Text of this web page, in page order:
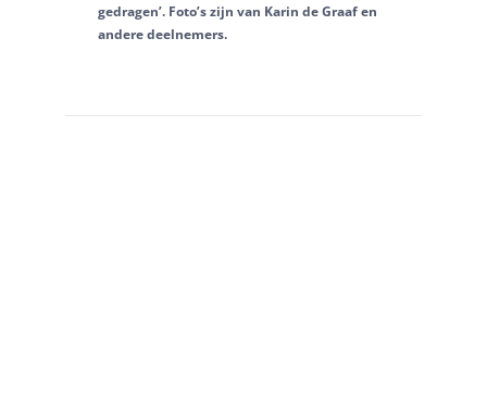
gedragen’. Foto’s zijn van Karin de Graaf en
andere deelnemers.